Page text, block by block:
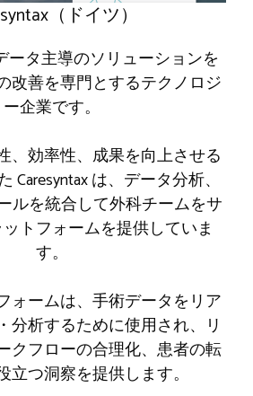
（ドイツ）
ータ主導のソリューションを
改善を専門とするテクノロジ
ー企業です。
、効率性、成果を向上させる
Caresyntax は、データ分析、
ルを統合して外科チームをサ
トフォームを提供していま
す。
ォームは、手術データをリア
分析するために使用され、リ
クフローの合理化、患者の転
立つ洞察を提供します。